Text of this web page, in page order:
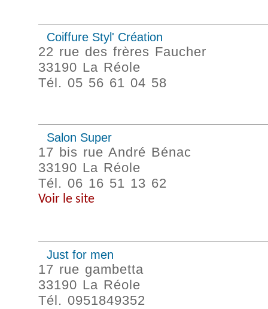
Coiffure Styl' Création
22 rue des frères Faucher
33190 La Réole
Tél. 05 56 61 04 58
Salon Super
17 bis rue André Bénac
33190 La Réole
Tél. 06 16 51 13 62
Voir le site
Just for men
17 rue gambetta
33190 La Réole
Tél. 0951849352